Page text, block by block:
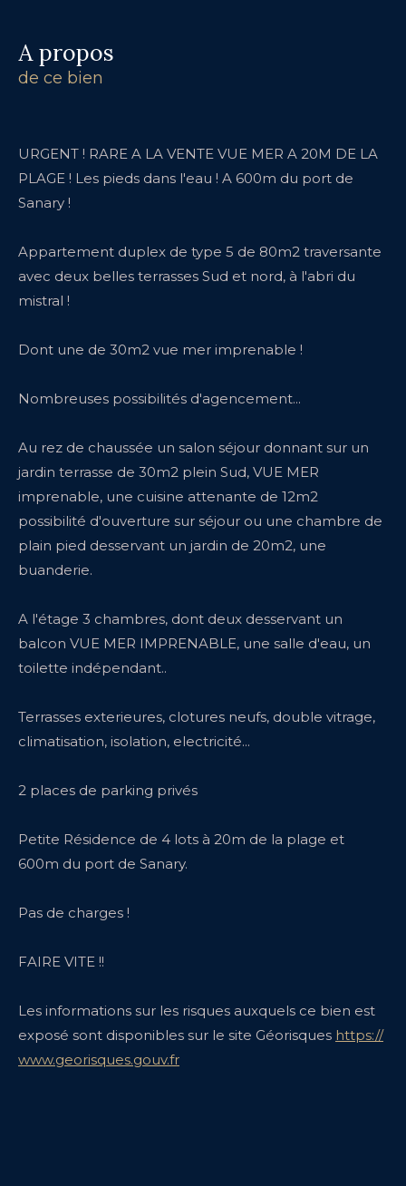
a propos
de ce bien
URGENT ! RARE A LA VENTE VUE MER A 20M DE LA
PLAGE ! Les pieds dans l'eau ! A 600m du port de
Sanary !
Appartement duplex de type 5 de 80m2 traversante
avec deux belles terrasses Sud et nord, à l'abri du
mistral !
Dont une de 30m2 vue mer imprenable !
Nombreuses possibilités d'agencement...
Au rez de chaussée un salon séjour donnant sur un
jardin terrasse de 30m2 plein Sud, VUE MER
imprenable, une cuisine attenante de 12m2
possibilité d'ouverture sur séjour ou une chambre de
plain pied desservant un jardin de 20m2, une
buanderie.
A l'étage 3 chambres, dont deux desservant un
balcon VUE MER IMPRENABLE, une salle d'eau, un
toilette indépendant..
Terrasses exterieures, clotures neufs, double vitrage,
climatisation, isolation, electricité...
2 places de parking privés
Petite Résidence de 4 lots à 20m de la plage et
600m du port de Sanary.
Pas de charges !
FAIRE VITE !!
Les informations sur les risques auxquels ce bien est
exposé sont disponibles sur le site Géorisques https://
www.georisques.gouv.fr